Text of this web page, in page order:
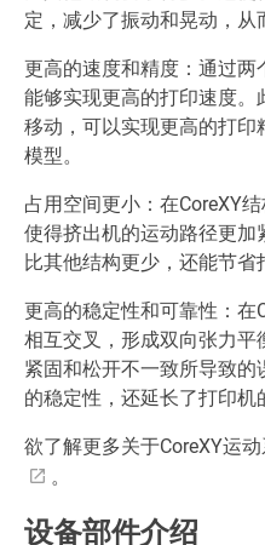
定，减少了振动和晃动，从
更高的速度和精度：通过两
能够实现更高的打印速度
移动，可以实现更高的打
模型。
占用空间更小：在CoreXY
使得挤出机的运动路径更加
比其他结构更少，还能节省
更高的稳定性和可靠性：在
相互交叉，形成双向张力
紧固和松开不一致所导致
的稳定性，还延长了打印机
欲了解更多关于CoreXY运
。
设备部件介绍